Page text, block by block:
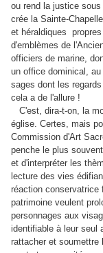
ou rend la justice
crée la Sainte-
et héraldiques
d'emblèmes de
officiers de marine,
un office dominical,
sages dont les
cela a de l'allure !
C'est, dira-t-on, la
église. Certes, mais
Commission d'Art
penche le plus
et d'interpréter les
lecture des vies
réaction conservatrice
patrimoine veulent
personnages aux
identifiable à leur seul
rattacher et soumettre